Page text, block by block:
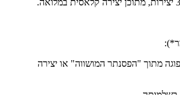
מתוך "הפסנתר המושווה" או יצירה